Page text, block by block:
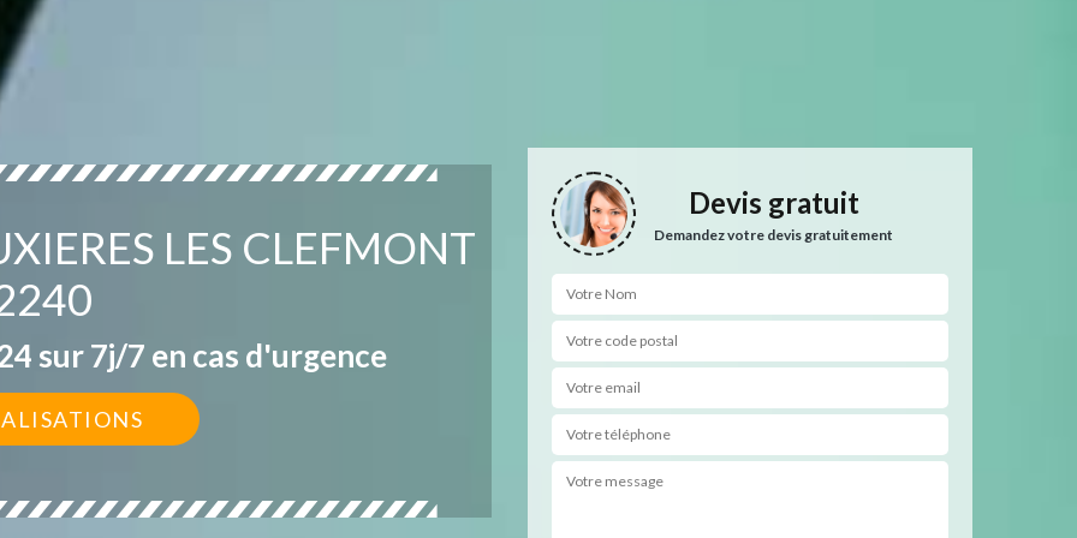
LES CLEFMONT
sur 7j/7 en cas d'urgence
Devis gratuit
Demandez votre devis gratuitement